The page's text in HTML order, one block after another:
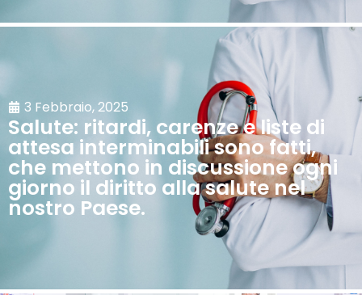
3 Febbraio, 2025
Salute: ritardi, carenze e liste di
attesa interminabili sono fatti,
che mettono in discussione ogni
giorno il diritto alla salute nel
nostro Paese.